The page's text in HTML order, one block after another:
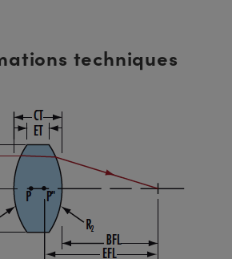
techniques